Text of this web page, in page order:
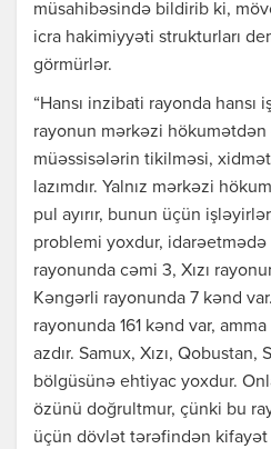
müsahibəsində bildirib ki,
icra hakimiyyəti strukturları
görmürlər.
“Hansı inzibati rayonda hansı
rayonun mərkəzi hökumətdən
müəssisələrin tikilməsi, xidmət
lazımdır. Yalnız mərkəzi
pul ayırır, bunun üçün
problemi yoxdur,
rayonunda cəmi 3, Xızı
Kəngərli rayonunda 7 kənd
rayonunda 161 kənd var,
azdır. Samux, Xızı, Qobustan,
bölgüsünə ehtiyac yoxdur.
özünü doğrultmur, çünki bu
üçün dövlət tərəfindən